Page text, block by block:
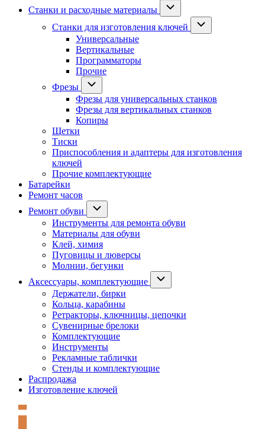
Станки и расходные материалы
Станки для изготовления ключей
Универсальные
Вертикальные
Программаторы
Прочие
Фрезы
Фрезы для универсальных станков
Фрезы для вертикальных станков
Копиры
Щетки
Тиски
Приспособления и адаптеры для изготовления
ключей
Прочие комплектующие
Батарейки
Ремонт часов
Ремонт обуви
Инструменты для ремонта обуви
Материалы для обуви
Клей, химия
Пуговицы и люверсы
Молнии, бегунки
Аксессуары, комплектующие
Держатели, бирки
Кольца, карабины
Ретракторы, ключницы, цепочки
Сувенирные брелоки
Комплектующие
Инструменты
Рекламные таблички
Стенды и комплектующие
Распродажа
Изготовление ключей